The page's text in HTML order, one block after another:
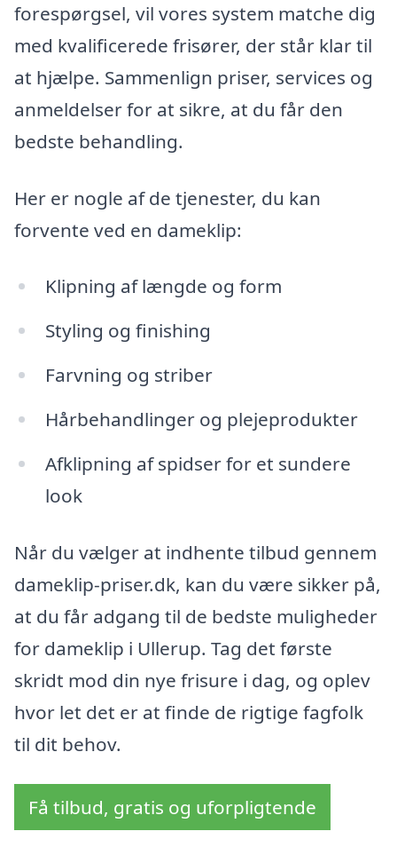
forespørgsel, vil vores system matche dig
med kvalificerede frisører, der står klar til
at hjælpe. Sammenlign priser, services og
anmeldelser for at sikre, at du får den
bedste behandling.
Her er nogle af de tjenester, du kan
forvente ved en dameklip:
Klipning af længde og form
Styling og finishing
Farvning og striber
Hårbehandlinger og plejeprodukter
Afklipning af spidser for et sundere
look
Når du vælger at indhente tilbud gennem
dameklip-priser.dk, kan du være sikker på,
at du får adgang til de bedste muligheder
for dameklip i Ullerup. Tag det første
skridt mod din nye frisure i dag, og oplev
hvor let det er at finde de rigtige fagfolk
til dit behov.
Få tilbud, gratis og uforpligtende